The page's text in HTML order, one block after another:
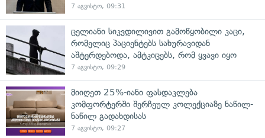
7 აგვისტო, 09:31
ცელიანი სიკვდილივით გამოწყობილი კაცი,
რომელიც პაციენტებს სახურავიდან
აშტერდებოდა, ამტკიცებს, რომ ყვავი იყო
7 აგვისტო, 09:29
მიიღეთ 25%-იანი ფასდაკლება
კომფორტერში შერჩეულ კოლექციაზე ნაწილ-
ნაწილ გადახდისას
7 აგვისტო, 09:27